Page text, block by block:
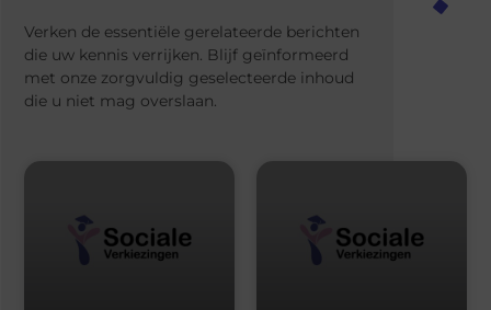
Verken de essentiële gerelateerde berichten
die uw kennis verrijken. Blijf geïnformeerd
met onze zorgvuldig geselecteerde inhoud
die u niet mag overslaan.